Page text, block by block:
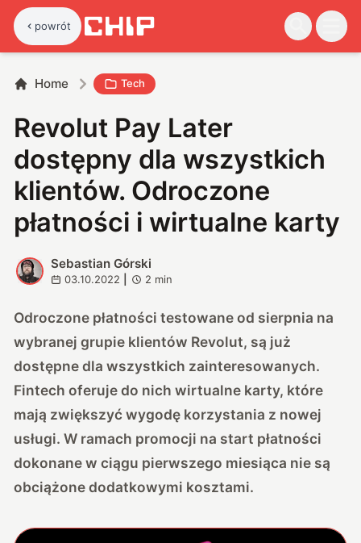
powrót
Home Tech
Revolut Pay Later
dostępny dla wszystkich
klientów. Odroczone
płatności i wirtualne karty
S
Sebastian Górski
03.10.2022 2 min
Odroczone płatności testowane od sierpnia na
wybranej grupie klientów Revolut, są już
dostępne dla wszystkich zainteresowanych.
Fintech oferuje do nich wirtualne karty, które
mają zwiększyć wygodę korzystania z nowej
usługi. W ramach promocji na start płatności
dokonane w ciągu pierwszego miesiąca nie są
obciążone dodatkowymi kosztami.